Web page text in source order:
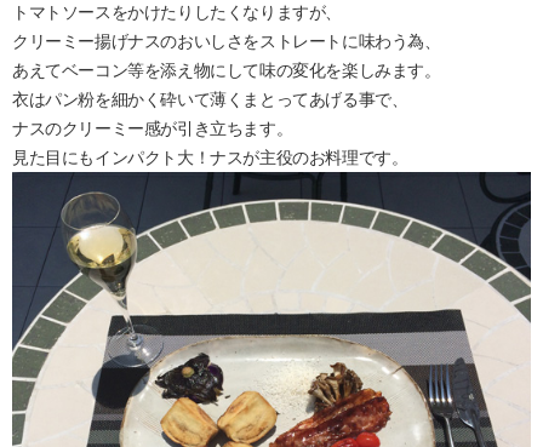
トマトソースをかけたりしたくなりますが、
クリーミー揚げナスのおいしさをストレートに味わう為、
あえてベーコン等を添え物にして味の変化を楽しみます。
衣はパン粉を細かく砕いて薄くまとってあげる事で、
ナスのクリーミー感が引き立ちます。
見た目にもインパクト大！ナスが主役のお料理です。